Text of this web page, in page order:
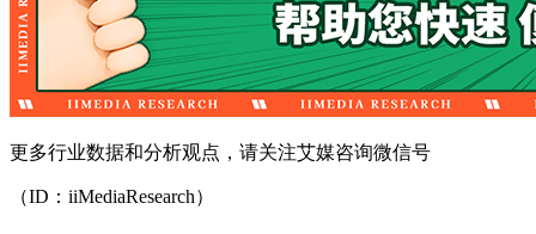
更多行业数据和分析观点，请关注艾媒咨询微信号
（ID：iiMediaResearch）